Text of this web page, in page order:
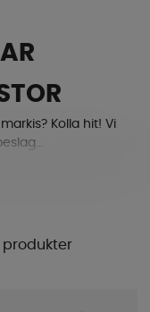
Kolla hit! Vi
för att
produkter